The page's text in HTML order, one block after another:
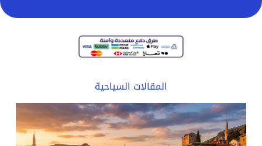
المقالات السياحية